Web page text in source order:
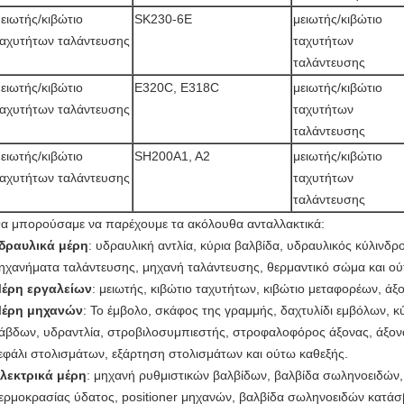
κιβώτιο
ταλάντευσης
SK230-6E
μειωτής/κιβώτιο
ταχυτήτων
ταλάντευσης
κιβώτιο
ταλάντευσης
E320C, E318C
μειωτής/κιβώτιο
ταχυτήτων
ταλάντευσης
κιβώτιο
ταλάντευσης
SH200A1, A2
μειωτής/κιβώτιο
ταχυτήτων
ταλάντευσης
μπορούσαμε να παρέχουμε τα ακόλουθα ανταλλακτικά:
μέρη: υδραυλική αντλία, κύρια βαλβίδα, υδραυλικός
ταλάντευσης, μηχανή ταλάντευσης, θερμαντικό σώμα και
εργαλείων: μειωτής, κιβώτιο ταχυτήτων, κιβώτιο μεταφορέων,
μηχανών: Το έμβολο, σκάφος της γραμμής, δαχτυλίδι εμβόλων,
υδραντλία, στροβιλοσυμπιεστής, στροφαλοφόρος άξονας,
στολισμάτων, εξάρτηση στολισμάτων και ούτω καθεξής.
μέρη: μηχανή ρυθμιστικών βαλβίδων, βαλβίδα
ύδατος, positioner μηχανών, βαλβίδα σωληνοειδών